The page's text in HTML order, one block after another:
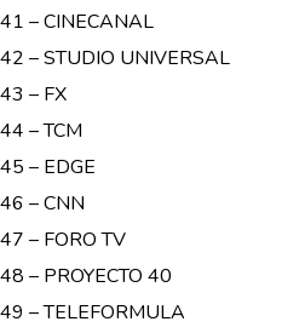
41 – CINECANAL
42 – STUDIO UNIVERSAL
43 – FX
44 – TCM
45 – EDGE
46 – CNN
47 – FORO TV
48 – PROYECTO 40
49 – TELEFORMULA